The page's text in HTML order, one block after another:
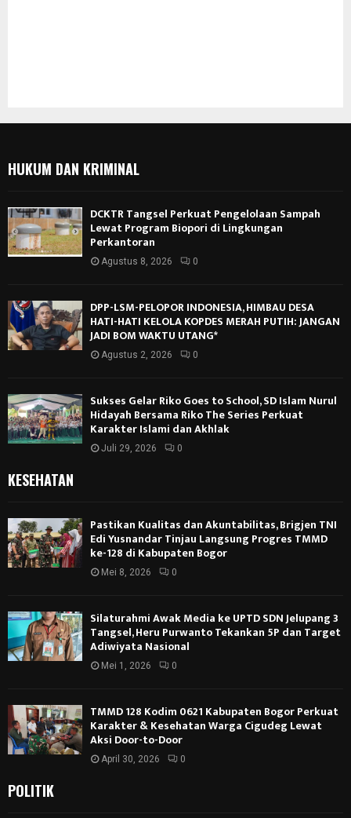
HUKUM DAN KRIMINAL
DCKTR Tangsel Perkuat Pengelolaan Sampah
Lewat Program Biopori di Lingkungan
Perkantoran
Agustus 8, 2026 0
DPP-LSM-PELOPOR INDONESIA, HIMBAU DESA
HATI-HATI KELOLA KOPDES MERAH PUTIH: JANGAN
JADI BOM WAKTU UTANG*
Agustus 2, 2026 0
Sukses Gelar Riko Goes to School, SD Islam Nurul
Hidayah Bersama Riko The Series Perkuat
Karakter Islami dan Akhlak
Juli 29, 2026 0
KESEHATAN
Pastikan Kualitas dan Akuntabilitas, Brigjen TNI
Edi Yusnandar Tinjau Langsung Progres TMMD
ke-128 di Kabupaten Bogor
Mei 8, 2026 0
Silaturahmi Awak Media ke UPTD SDN Jelupang 3
Tangsel, Heru Purwanto Tekankan 5P dan Target
Adiwiyata Nasional
Mei 1, 2026 0
TMMD 128 Kodim 0621 Kabupaten Bogor Perkuat
Karakter & Kesehatan Warga Cigudeg Lewat
Aksi Door-to-Door
April 30, 2026 0
POLITIK